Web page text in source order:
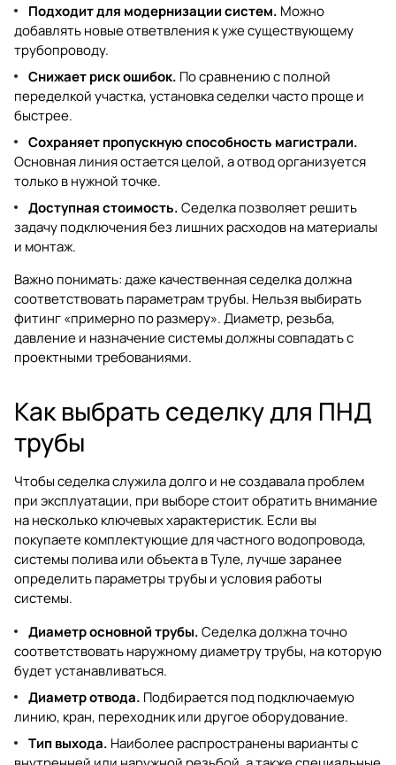
Подходит для модернизации систем. Можно
добавлять новые ответвления к уже существующему
трубопроводу.
Снижает риск ошибок. По сравнению с полной
переделкой участка, установка седелки часто проще и
быстрее.
Сохраняет пропускную способность магистрали.
Основная линия остается целой, а отвод организуется
только в нужной точке.
Доступная стоимость.Седелка позволяет решить
задачу подключения без лишних расходов на материалы
и монтаж.
Важно понимать: даже качественная седелка должна
соответствовать параметрам трубы. Нельзя выбирать
фитинг «примерно по размеру». Диаметр, резьба,
давление и назначение системы должны совпадать с
проектными требованиями.
Как выбрать седелку для ПНД
трубы
Чтобы седелка служила долго и не создавала проблем
при эксплуатации, при выборе стоит обратить внимание
на несколько ключевых характеристик. Если вы
покупаете комплектующие для частного водопровода,
системы полива или объекта в Туле, лучше заранее
определить параметры трубы и условия работы
системы.
Диаметр основной трубы.Седелка должна точно
соответствовать наружному диаметру трубы, на которую
будет устанавливаться.
Диаметр отвода. Подбирается под подключаемую
линию, кран, переходник или другое оборудование.
Тип выхода. Наиболее распространены варианты с